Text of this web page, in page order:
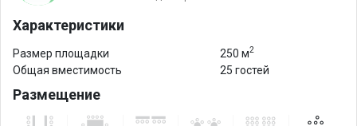
Характеристики
Размер площадки 250 м2
Общая вместимость 25 гостей
Размещение